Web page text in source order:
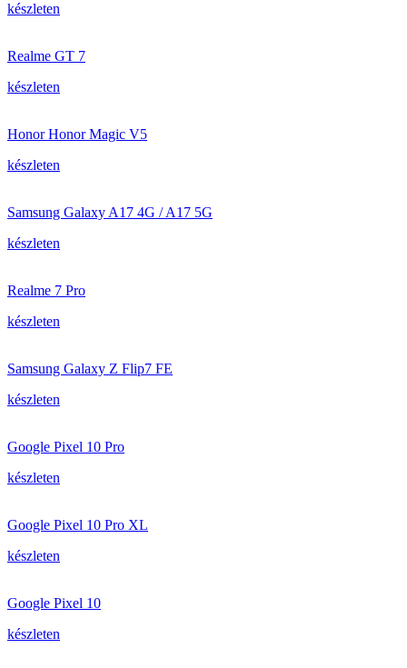
készleten
Realme GT 7
készleten
Honor Honor Magic V5
készleten
Samsung Galaxy A17 4G / A17 5G
készleten
Realme 7 Pro
készleten
Samsung Galaxy Z Flip7 FE
készleten
Google Pixel 10 Pro
készleten
Google Pixel 10 Pro XL
készleten
Google Pixel 10
készleten